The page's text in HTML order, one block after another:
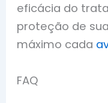
eficácia do
proteção de
máximo cada
FAQ